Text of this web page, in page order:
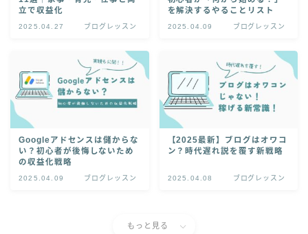
立で収益化
2025.04.27 ブログレッスン
を解決するやることリスト
2025.04.09 ブログレッスン
Googleアドセンスは儲からな
い？初心者が後悔しないため
の収益化戦略
2025.04.09 ブログレッスン
【2025最新】ブログはオワコ
ン？時代遅れ説を覆す新戦略
2025.04.08 ブログレッスン
もっと見る